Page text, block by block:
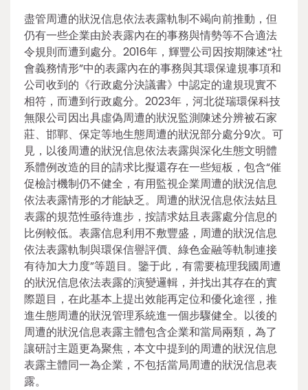
盡管周遭的狀況信息依法表露軌制不竭向前推動，但
仍有一些企業由於表露內在的事務與情勢等不合適法
令規則而遭到處分。2016年，輝豐公司因按期陳述“社
會義務情形”中的表露內在的事務與其環保違規事項和
公司收到的《行政處分決議書》中認定的違規現實不
相符，而遭到行政處分。2023年，河北從瑞環保科技
無限公司因出具虛偽周遭的狀況監測陳述分辨被石家
莊、邯鄲、保定等地生態周遭的狀況部分處分9次。可
見，以後周遭的狀況信息依法表露與深化生態文明體
系體例改造的目的請求比擬還存在一些短板，包含“催
促檢討機制仍不健全，有用監視企業周遭的狀況信息
依法表露情形的才能缺乏。周遭的狀況信息依法姑且
表露的規范性亟待進步，按請求姑且表露處分信息的
比例較低。表露信息利用不敷豐盛，周遭的狀況信息
依法表露軌制與環保信譽評價、綠色金融等軌制連接
有待加大力度”等題目。鑒于此，有需要梳理我國周遭
的狀況信息依法表露的演變邏輯，并找出其存在的實
際題目，在此基本上提出效能再定位和優化途徑，推
進生態周遭的狀況管理系統進一個步驟健全。以後的
周遭的狀況信息表露主體包含企業和當局兩類，為了
讓研討主題更為聚焦，本文中提到的周遭的狀況信息
表露主體同一為企業，不包括當局周遭的狀況信息表
露。